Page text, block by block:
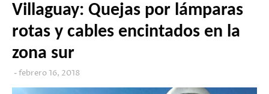
Villaguay: Quejas por lámparas
rotas y cables encintados en la
zona sur
febrero 16, 2018